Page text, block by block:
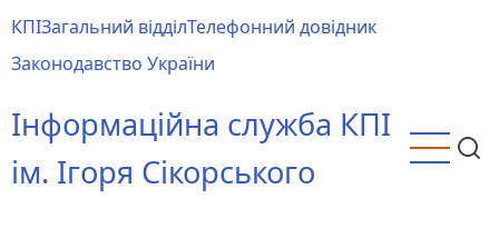
до
основного
КПІЗагальний відділТелефонний довідник
Законодавство України
Інформаційна служба КПІ
ім. Ігоря Сікорського